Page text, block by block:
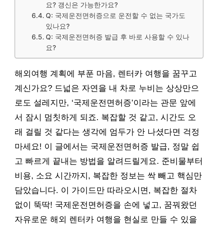
요? 갱신은 가능한가요?
Q: 국제운전면허증으로 운전할 수 없는 국가도
있나요?
Q: 국제운전면허증 발급 후 바로 사용할 수 있나
요?
해외여행 계획에 부푼 마음, 렌터카 여행을 꿈꾸고
계신가요? 드넓은 자연을 내 차로 누비는 상상만으
로도 설레지만, ‘국제운전면허증’이라는 관문 앞에
서 잠시 멈칫하게 되죠. 복잡할 것 같고, 시간도 오
래 걸릴 것 같다는 생각에 엄두가 안 나셨다면 걱정
마세요! 이 글에서는 국제운전면허증 발급, 정말 쉽
고 빠르게 끝내는 방법을 알려드릴게요. 준비물부터
비용, 소요 시간까지, 복잡한 정보는 싹 빼고 핵심만
담았습니다. 이 가이드만 따라오시면, 복잡한 절차
없이 뚝딱! 국제운전면허증을 손에 넣고, 꿈꿔왔던
자유로운 해외 렌터카 여행을 현실로 만들 수 있을